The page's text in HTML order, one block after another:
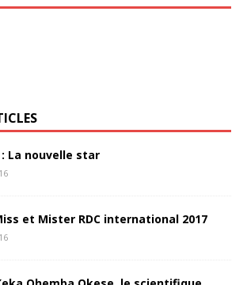
La nouvelle star
et Mister RDC international 2017